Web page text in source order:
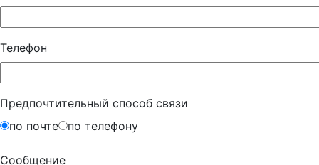
Телефон
Предпочтительный способ связи
по почте
по телефону
Сообщение